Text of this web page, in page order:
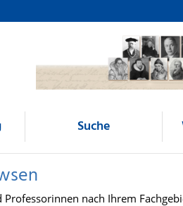
Suche
nach Ihrem